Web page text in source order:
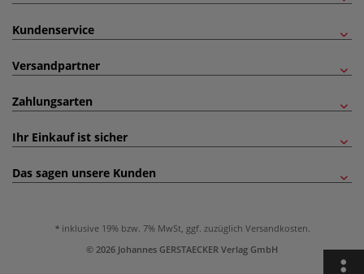
Kundenservice
Versandpartner
Zahlungsarten
Ihr Einkauf ist sicher
Das sagen unsere Kunden
inklusive 19% bzw. 7% MwSt, ggf. zuzüglich Versandkosten.
© 2026 Johannes GERSTAECKER Verlag GmbH